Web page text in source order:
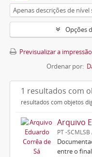
Apenas descrições de
Opções
Previsualizar a impressão
Ordenar por:
1 resultados com
resultados com objetos
Arquivo
PT -SCMLSB
entre o